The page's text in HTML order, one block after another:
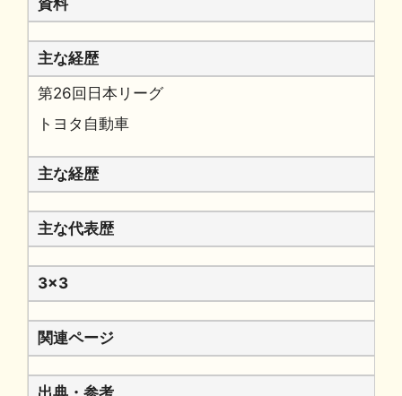
資料
主な経歴
第26回日本リーグ
トヨタ自動車
主な経歴
主な代表歴
3x3
関連ページ
出典・参考